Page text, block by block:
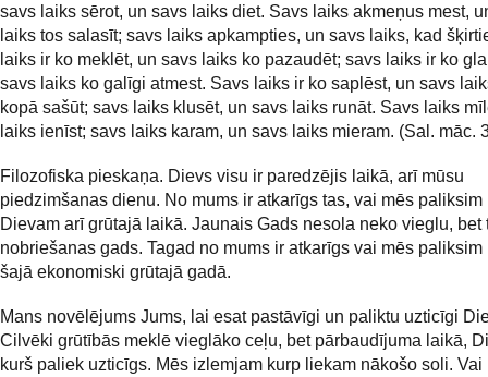
savs laiks sērot, un savs laiks diet. Savs laiks akmeņus mest,
laiks tos salasīt; savs laiks apkampties, un savs laiks, kad
laiks ir ko meklēt, un savs laiks ko pazaudēt; savs laiks ir ko
savs laiks ko galīgi atmest. Savs laiks ir ko saplēst, un savs
kopā sašūt; savs laiks klusēt, un savs laiks runāt. Savs laiks
laiks ienīst; savs laiks karam, un savs laiks mieram. (Sal. māc.
Filozofiska pieskaņa. Dievs visu ir paredzējis laikā, arī mūsu
piedzimšanas dienu. No mums ir atkarīgs tas, vai mēs paliksim
Dievam arī grūtajā laikā. Jaunais Gads nesola neko vieglu, bet
nobriešanas gads. Tagad no mums ir atkarīgs vai mēs
šajā ekonomiski grūtajā gadā.
Mans novēlējums Jums, lai esat pastāvīgi un paliktu uzticīgi
Cilvēki grūtībās meklē vieglāko ceļu, bet pārbaudījuma laikā,
kurš paliek uzticīgs. Mēs izlemjam kurp liekam nākošo soli. Vai